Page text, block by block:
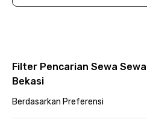
Filter Pencarian Sewa
Bekasi
Berdasarkan Preferensi